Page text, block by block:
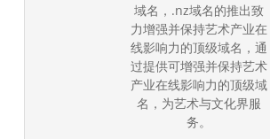
域名，.nz域名的推出致
力增强并保持艺术产业在
线影响力的顶级域名，通
过提供可增强并保持艺术
产业在线影响力的顶级域
名，为艺术与文化界服
务。